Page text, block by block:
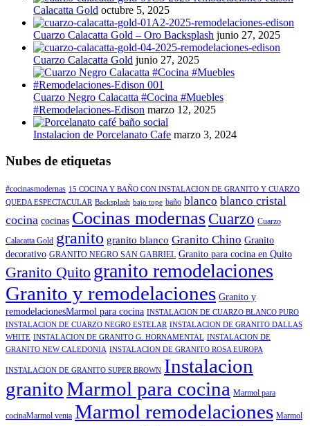
Calacatta Gold octubre 5, 2025
Cuarzo Calacatta Gold – Oro Backsplash junio 27, 2025
Cuarzo Calacatta Gold junio 27, 2025
Cuarzo Negro Calacatta #Cocina #Muebles
#Remodelaciones-Edison marzo 12, 2025
Instalacion de Porcelanato Cafe marzo 3, 2024
Nubes de etiquetas
#cocinasmodernas 15 COCINA Y BAÑO CON INSTALACION DE GRANITO Y CUARZO
QUEDA ESPECTACULAR Backsplash bajo tope baño blanco blanco cristal
cocina cocinas Cocinas modernas Cuarzo Cuarzo
Calacatta Gold granito granito blanco Granito Chino Granito
decorativo GRANITO NEGRO SAN GABRIEL Granito para cocina en Quito
Granito Quito granito remodelaciones
Granito y remodelaciones Granito y
remodelacionesMarmol para cocina INSTALACION DE CUARZO BLANCO PURO
INSTALACION DE CUARZO NEGRO ESTELAR INSTALACION DE GRANITO DALLAS
WHITE INSTALACION DE GRANITO G. HORNAMENTAL INSTALACION DE
GRANITO NEW CALEDONIA INSTALACION DE GRANITO ROSA EUROPA
INSTALACION DE GRANITO SUPER BROWN Instalacion
granitoMarmol para cocina Marmol para
cocinaMarmol venta Marmol remodelaciones Marmol